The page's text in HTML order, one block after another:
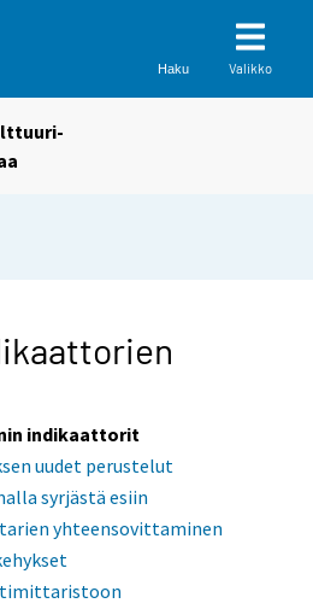
Haku Valikko
indikaattorit
uudet perustelut
syrjästä esiin
yhteensovittaminen